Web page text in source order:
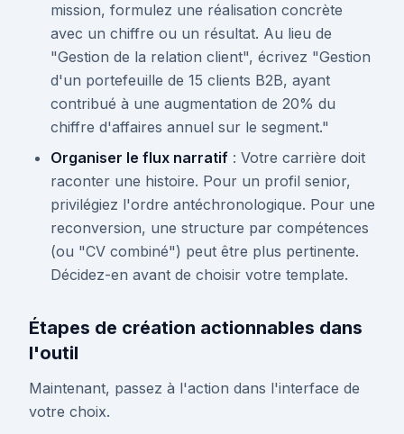
mission, formulez une réalisation concrète
avec un chiffre ou un résultat. Au lieu de
"Gestion de la relation client", écrivez "Gestion
d'un portefeuille de 15 clients B2B, ayant
contribué à une augmentation de 20% du
chiffre d'affaires annuel sur le segment."
Organiser le flux narratif : Votre carrière doit
raconter une histoire. Pour un profil senior,
privilégiez l'ordre antéchronologique. Pour une
reconversion, une structure par compétences
(ou "CV combiné") peut être plus pertinente.
Décidez-en avant de choisir votre template.
Étapes de création actionnables dans
l'outil
Maintenant, passez à l'action dans l'interface de
votre choix.